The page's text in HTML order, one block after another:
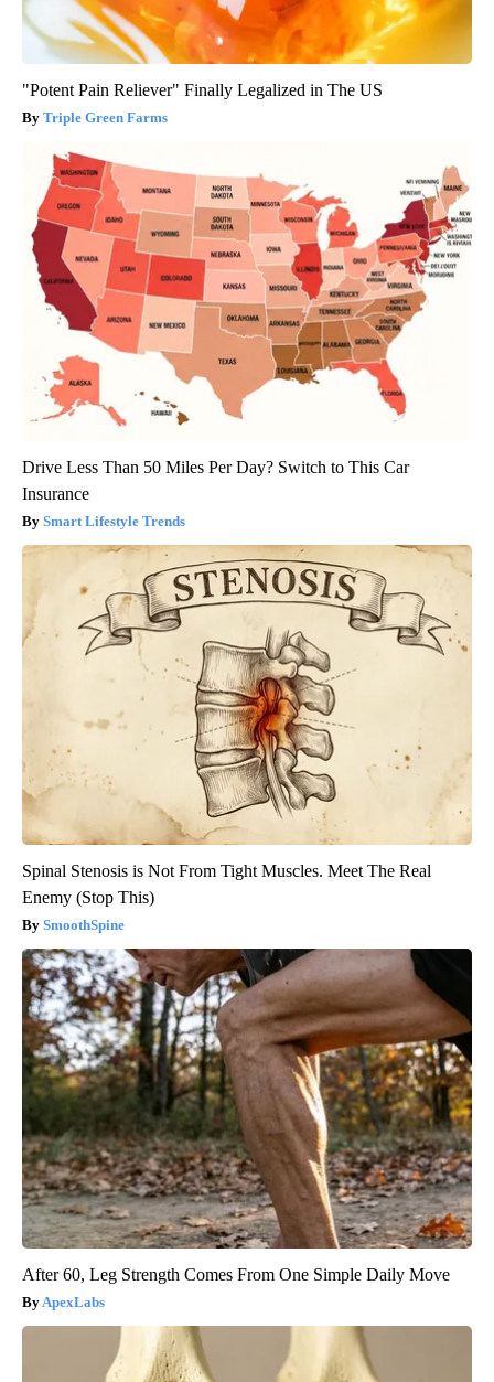
"Potent Pain Reliever" Finally Legalized in The US
Triple Green Farms
Drive Less Than 50 Miles Per Day? Switch to This Car
Insurance
Smart Lifestyle Trends
Spinal Stenosis is Not From Tight Muscles. Meet The Real
Enemy (Stop This)
SmoothSpine
After 60, Leg Strength Comes From One Simple Daily Move
ApexLabs